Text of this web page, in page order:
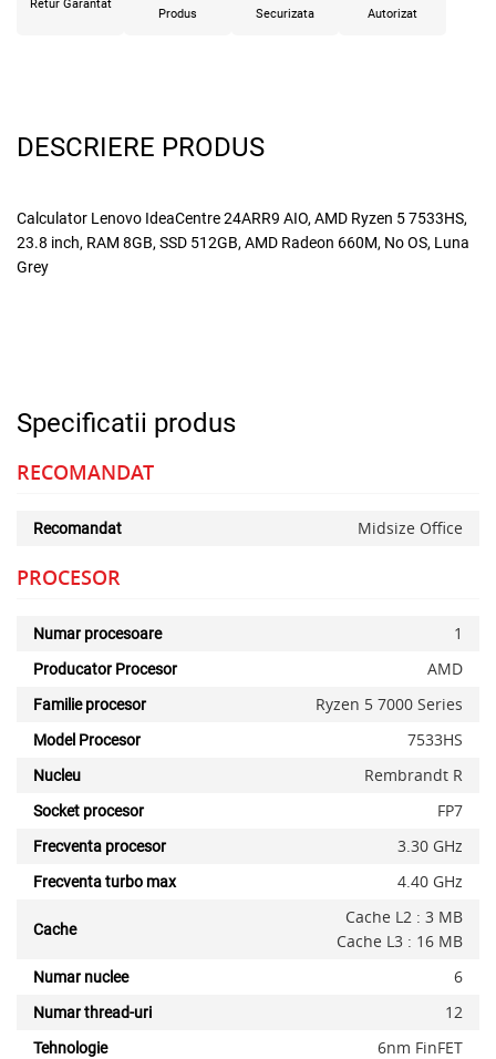
Retur Garantat
Produs
Securizata
Autorizat
DESCRIERE PRODUS
Calculator Lenovo IdeaCentre 24ARR9 AIO, AMD Ryzen 5 7533HS,
23.8 inch, RAM 8GB, SSD 512GB, AMD Radeon 660M, No OS, Luna
Grey
Specificatii produs
RECOMANDAT
Recomandat Midsize Office
PROCESOR
Numar procesoare 1
Producator Procesor AMD
Familie procesor Ryzen 5 7000 Series
Model Procesor 7533HS
Nucleu Rembrandt R
Socket procesor FP7
Frecventa procesor 3.30 GHz
Frecventa turbo max 4.40 GHz
Cache
Cache L2 : 3 MB
Cache L3 : 16 MB
Numar nuclee 6
Numar thread-uri 12
Tehnologie 6nm FinFET